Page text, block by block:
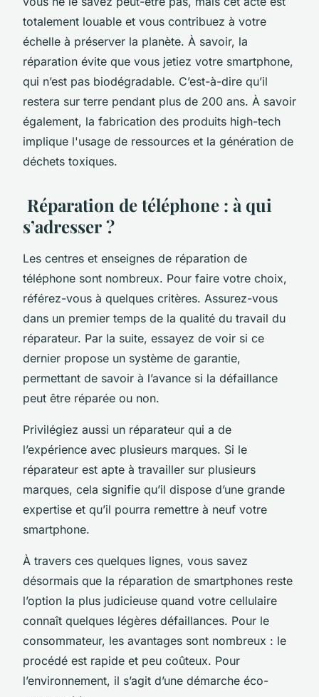
totalement louable et vous contribuez à votre
échelle à préserver la planète. À savoir, la
réparation évite que vous jetiez votre smartphone,
qui n’est pas biodégradable. C’est-à-dire qu’il
restera sur terre pendant plus de 200 ans. À savoir
également, la fabrication des produits high-tech
implique l'usage de ressources et la génération de
déchets toxiques.
Réparation de téléphone : à qui
s’adresser ?
Les centres et enseignes de réparation de
téléphone sont nombreux. Pour faire votre choix,
référez-vous à quelques critères. Assurez-vous
dans un premier temps de la qualité du travail du
réparateur. Par la suite, essayez de voir si ce
dernier propose un système de garantie,
permettant de savoir à l’avance si la défaillance
peut être réparée ou non.
Privilégiez aussi un réparateur qui a de
l’expérience avec plusieurs marques. Si le
réparateur est apte à travailler sur plusieurs
marques, cela signifie qu’il dispose d’une grande
expertise et qu’il pourra remettre à neuf votre
smartphone.
À travers ces quelques lignes, vous savez
désormais que la réparation de smartphones reste
l’option la plus judicieuse quand votre cellulaire
connaît quelques légères défaillances. Pour le
consommateur, les avantages sont nombreux : le
procédé est rapide et peu coûteux. Pour
l’environnement, il s’agit d’une démarche éco-